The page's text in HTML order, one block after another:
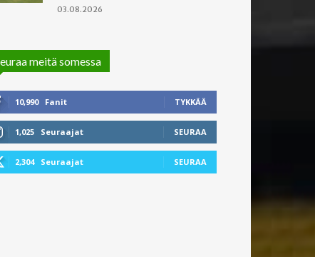
03.08.2026
meitä somessa
10,990 Fanit TYKKÄÄ
1,025 Seuraajat SEURAA
2,304 Seuraajat SEURAA